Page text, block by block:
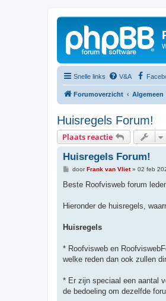
Snelle links V&A
Forumoverzicht Algemeen
Huisregels Forum!
Plaats reactie
Huisregels Forum!
B
r
h
doorFrank van Vliet» 02 feb
Beste Roofvisweb forum
Hieronder de huisregels,
Huisregels
* Roofvisweb en
welke reden dan ook zullen
* Er zijn speciaal een aantal
de bedoeling om dezelfde